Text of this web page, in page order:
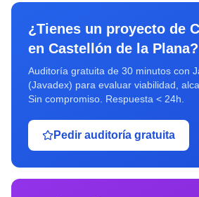
¿Tienes un proyecto de
en Castellón de la Plana?
Auditoría gratuita de 30 minutos con
(Javadex) para evaluar viabilidad,
Sin compromiso. Respuesta < 24h.
Pedir auditoría gratuita